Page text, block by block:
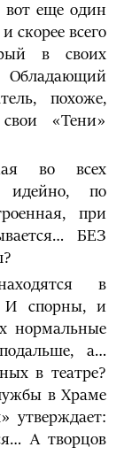
вот еще один
скорее всего
в своих
Обладающий
похоже,
«Тени»
во всех
идейно, по
при
БЕЗ
в
И спорны, и
нормальные
а…
в театре?
в Храме
утверждает:
А творцов